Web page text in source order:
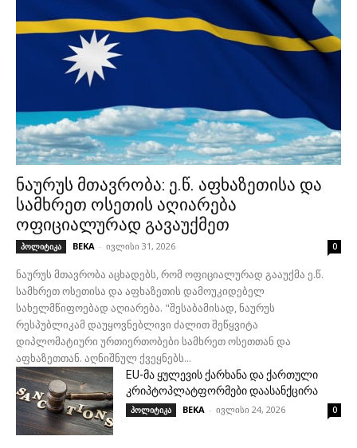
ნაურუს მთავრობა: ე.წ. აფხაზეთისა და
სამხრეთ ოსეთის აღიარება
ოფიციალურად გავაუქმეთ
პოლიტიკა BEKA - ივლისი 31, 2026 0
ნაურუს მთავრობა აცხადებს, რომ ოფიციალურად გააუქმა ე.წ.
სამხრეთ ოსეთისა და აფხაზეთის დამოუკიდებელ
სახელმწიფოებად აღიარება. "შესაბამისად, ნაურუს
რესპუბლიკამ დაუყოვნებლივი ძალით შეწყვიტა
დიპლომატიური ურთიერთობები სამხრეთ ოსეთთან და
აფხაზეთთან. აღნიშნულ ქვეყნებს...
EU-მა ყულევის ქარხანა და ქართული
კრიპტოპლატფორმები დაასანქცირა
პოლიტიკა BEKA - ივლისი 24, 2026 0